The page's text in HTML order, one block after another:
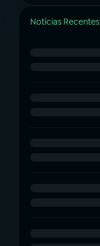
Notícias Recentes